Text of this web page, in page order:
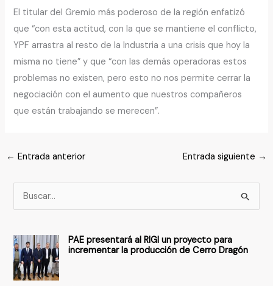
El titular del Gremio más poderoso de la región enfatizó
que “con esta actitud, con la que se mantiene el conflicto,
YPF arrastra al resto de la Industria a una crisis que hoy la
misma no tiene” y que “con las demás operadoras estos
problemas no existen, pero esto no nos permite cerrar la
negociación con el aumento que nuestros compañeros
que están trabajando se merecen”.
← Entrada anterior Entrada siguiente →
u
c
a
r
PAE presentará al RIGI un proyecto para
incrementar la producción de Cerro Dragón